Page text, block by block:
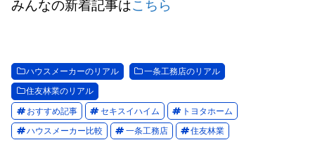
みんなの新着記事はこちら
ハウスメーカーのリアル 一条工務店のリアル
住友林業のリアル
おすすめ記事 セキスイハイム トヨタホーム
ハウスメーカー比較 一条工務店 住友林業